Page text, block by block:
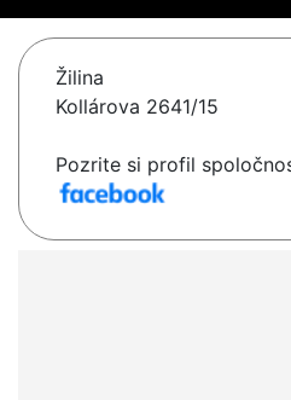
Žilina
Kollárova 2641/15
Pozrite si profil